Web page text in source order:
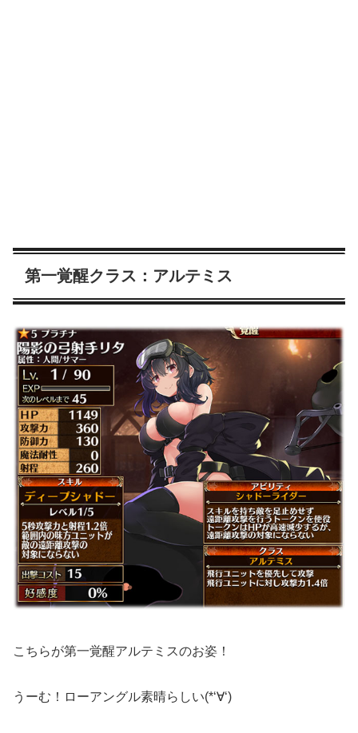
第一覚醒クラス：アルテミス
こちらが第一覚醒アルテミスのお姿！
うーむ！ローアングル素晴らしい(*‘∀‘)